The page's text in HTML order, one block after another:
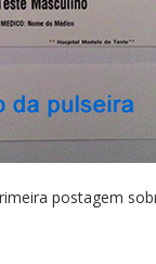
postagem